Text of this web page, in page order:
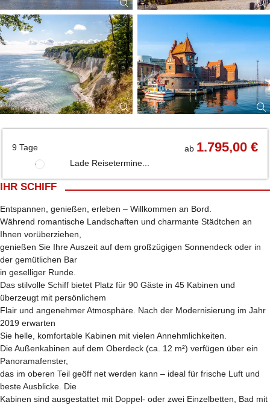
9 Tage ab 1.795,00 €
Lade Reisetermine...
IHR SCHIFF
Entspannen, genießen, erleben – Willkommen an Bord.
Während romantische Landschaften und charmante Städtchen an
Ihnen vorüberziehen,
genießen Sie Ihre Auszeit auf dem großzügigen Sonnendeck oder in
der gemütlichen Bar
in geselliger Runde.
Das stilvolle Schiff bietet Platz für 90 Gäste in 45 Kabinen und
überzeugt mit persönlichem
Flair und angenehmer Atmosphäre. Nach der Modernisierung im Jahr
2019 erwarten
Sie helle, komfortable Kabinen mit vielen Annehmlichkeiten.
Die Außenkabinen auf dem Oberdeck (ca. 12 m²) verfügen über ein
Panoramafenster,
das im oberen Teil geöff net werden kann – ideal für frische Luft und
beste Ausblicke. Die
Kabinen sind ausgestattet mit Doppel- oder zwei Einzelbetten, Bad mit